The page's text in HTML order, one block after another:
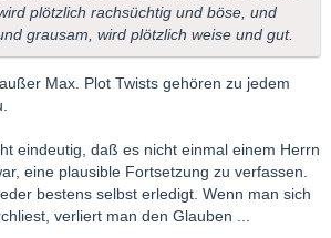
plötzlich rachsüchtig und böse, und
grausam, wird plötzlich weise und gut.
Max. Plot Twists gehören zu jedem
eindeutig, daß es nicht einmal einem Herrn
eine plausible Fortsetzung zu verfassen.
bestens selbst erledigt. Wenn man sich
verliert man den Glauben ...